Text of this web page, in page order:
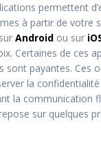
permettent
à partir de votre
Android ou sur
Certaines de ces
sont payantes. Ces
la confidentialité
la communication
sur quelques